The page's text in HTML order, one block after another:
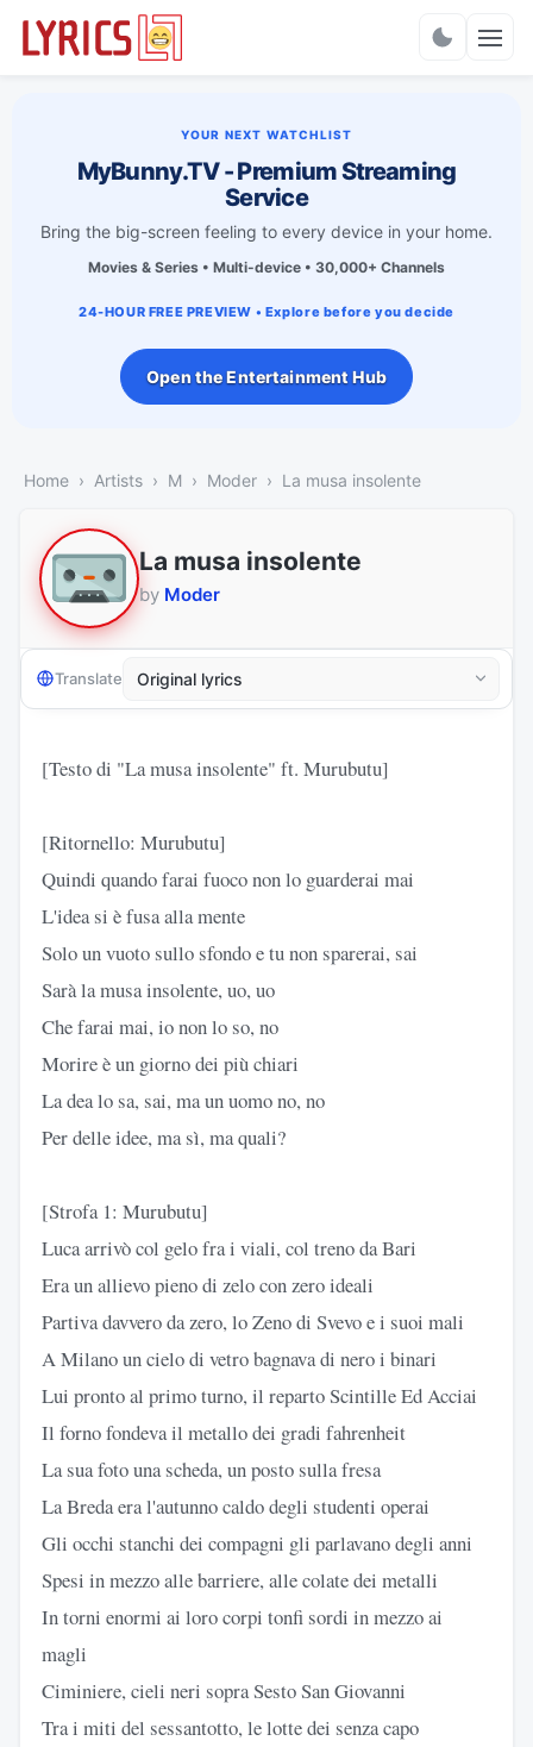
YOUR NEXT WATCHLIST
MyBunny.TV - Premium Streaming
Service
Bring the big-screen feeling to every device in your home.
Movies & Series • Multi-device • 30,000+ Channels
24-HOUR FREE PREVIEW • Explore before you decide
Open the Entertainment Hub
Home Artists M Moder La musa insolente
La musa insolente
by Moder
Translate
[Testo di "La musa insolente" ft. Murubutu]
[Ritornello: Murubutu]
Quindi quando farai fuoco non lo guarderai mai
L'idea si è fusa alla mente
Solo un vuoto sullo sfondo e tu non sparerai, sai
Sarà la musa insolente, uo, uo
Che farai mai, io non lo so, no
Morire è un giorno dei più chiari
La dea lo sa, sai, ma un uomo no, no
Per delle idee, ma sì, ma quali?
[Strofa 1: Murubutu]
Luca arrivò col gelo fra i viali, col treno da Bari
Era un allievo pieno di zelo con zero ideali
Partiva davvero da zero, lo Zeno di Svevo e i suoi mali
A Milano un cielo di vetro bagnava di nero i binari
Lui pronto al primo turno, il reparto Scintille Ed Acciai
Il forno fondeva il metallo dei gradi fahrenheit
La sua foto una scheda, un posto sulla fresa
La Breda era l'autunno caldo degli studenti operai
Gli occhi stanchi dei compagni gli parlavano degli anni
Spesi in mezzo alle barriere, alle colate dei metalli
In torni enormi ai loro corpi tonfi sordi in mezzo ai
magli
Ciminiere, cieli neri sopra Sesto San Giovanni
Tra i miti del sessantotto, le lotte dei senza capo